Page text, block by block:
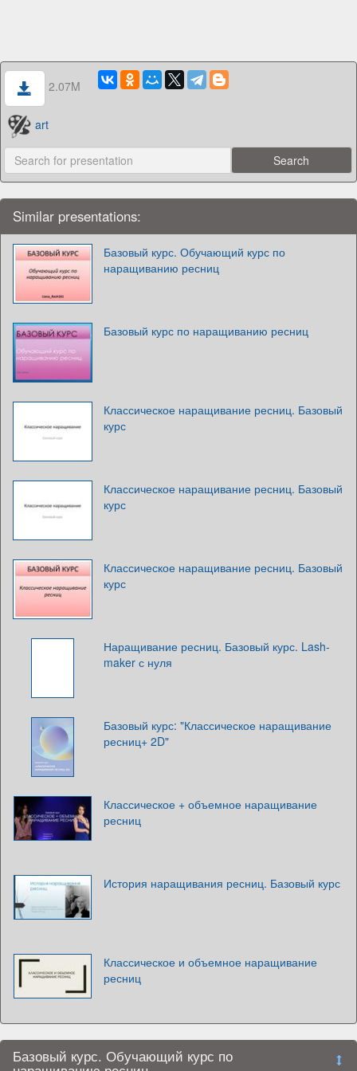
2.07M
art
Similar presentations:
Базовый курс. Обучающий курс по
наращиванию ресниц
Базовый курс по наращиванию ресниц
Классическое наращивание ресниц. Базовый
курс
Классическое наращивание ресниц. Базовый
курс
Классическое наращивание ресниц. Базовый
курс
Наращивание ресниц. Базовый курс. Lash-
maker с нуля
Базовый курс: "Классическое наращивание
ресниц+ 2D"
Классическое + объемное наращивание
ресниц
История наращивания ресниц. Базовый курс
Классическое и объемное наращивание
ресниц
Базовый курс. Обучающий курс по